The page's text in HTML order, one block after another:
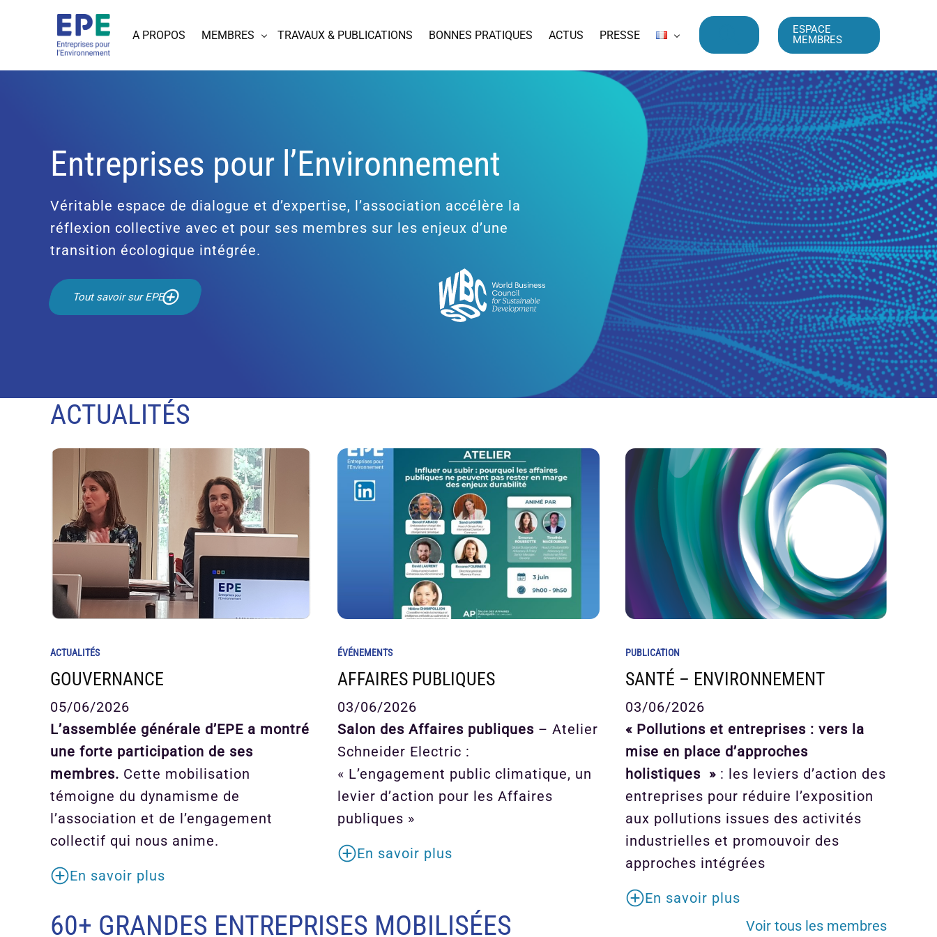
A PROPOS MEMBRES TRAVAUX & PUBLICATIONS BONNES PRATIQUES ACTUS PRESSE
ESPACE
MEMBRES
Entreprises pour l’Environnement
Véritable espace de dialogue et d’expertise, l’association accélère la
réflexion collective avec et pour ses membres sur les enjeux d’une
transition écologique intégrée.
Tout savoir sur EPE
ACTUALITÉS
ACTUALITÉS
GOUVERNANCE
05/06/2026
L’assemblée générale d’EPE a montré
une forte participation de ses
membres. Cette mobilisation
témoigne du dynamisme de
l’association et de l’engagement
collectif qui nous anime.
En savoir plus
ÉVÉNEMENTS
AFFAIRES PUBLIQUES
03/06/2026
Salon des Affaires publiques – Atelier
Schneider Electric :
« L’engagement public climatique, un
levier d’action pour les Affaires
publiques »
En savoir plus
PUBLICATION
SANTÉ – ENVIRONNEMENT
03/06/2026
« Pollutions et entreprises : vers la
mise en place d’approches
holistiques »: les leviers d’action des
entreprises pour réduire l’exposition
aux pollutions issues des activités
industrielles et promouvoir des
approches intégrées
En savoir plus
60+ GRANDES ENTREPRISES MOBILISÉES Voir tous les membres